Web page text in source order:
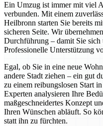
Ein Umzug ist immer mit viel
verbunden. Mit einem
Heilbronn starten Sie bereits
sicheren Seite. Wir
Durchführung – damit Sie sich
Professionelle Unterstützung
Egal, ob Sie in eine neue
andere Stadt ziehen – ein gut
zu einem reibungslosen Start
Experten analysieren Ihre
maßgeschneidertes Konzept
Ihren Wünschen abläuft. So
statt ihn zu fürchten.